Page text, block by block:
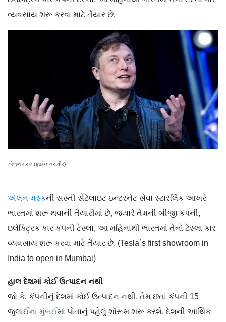
વ્યવસાય શરૂ કરવા માટે તૈયાર છે.
એલન મસ્ક (ફાઈલ તસવીર)
એલન મસ્કની સસ્તી સેટેલાઇટ ઇન્ટરનેટ સેવા સ્ટારલિંક આખરે
ભારતમાં શરૂ થવાની તૈયારીમાં છે, જ્યારે તેમની બીજી કંપની,
ઇલેક્ટ્રિક કાર કંપની ટેસ્લા, આ મહિનાથી ભારતમાં તેનો ટેસ્લા કાર
વ્યવસાય શરૂ કરવા માટે તૈયાર છે. (Tesla`s first showroom in
India to open in Mumbai)
હાલ દેશમાં કોઈ ઉત્પાદન નથી
જો કે, કંપનીનું દેશમાં કોઈ ઉત્પાદન નથી, તેમ છતાં કંપની 15
જુલાઈના મુંબઈમાં પોતાનું પહેલું શૉરૂમ શરૂ કરશે. દેશની આર્થિક